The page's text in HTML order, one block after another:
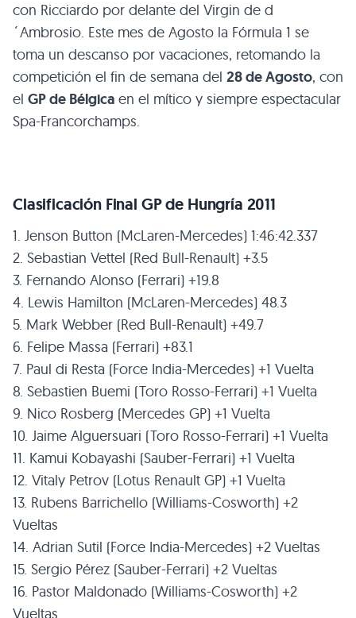
con Ricciardo por delante del Virgin de d
´Ambrosio. Este mes de Agosto la Fórmula 1 se
toma un descanso por vacaciones, retomando la
competición el fin de semana del 28 de Agosto, con
el GP de Bélgica en el mítico y siempre espectacular
Spa-Francorchamps.
Clasificación Final GP de Hungría 2011
1. Jenson Button (McLaren-Mercedes) 1:46:42.337
2. Sebastian Vettel (Red Bull-Renault) +3.5
3. Fernando Alonso (Ferrari) +19.8
4. Lewis Hamilton (McLaren-Mercedes) 48.3
5. Mark Webber (Red Bull-Renault) +49.7
6. Felipe Massa (Ferrari) +83.1
7. Paul di Resta (Force India-Mercedes) +1 Vuelta
8. Sebastien Buemi (Toro Rosso-Ferrari) +1 Vuelta
9. Nico Rosberg (Mercedes GP) +1 Vuelta
10. Jaime Alguersuari (Toro Rosso-Ferrari) +1 Vuelta
11. Kamui Kobayashi (Sauber-Ferrari) +1 Vuelta
12. Vitaly Petrov (Lotus Renault GP) +1 Vuelta
13. Rubens Barrichello (Williams-Cosworth) +2
Vueltas
14. Adrian Sutil (Force India-Mercedes) +2 Vueltas
15. Sergio Pérez (Sauber-Ferrari) +2 Vueltas
16. Pastor Maldonado (Williams-Cosworth) +2
Vueltas